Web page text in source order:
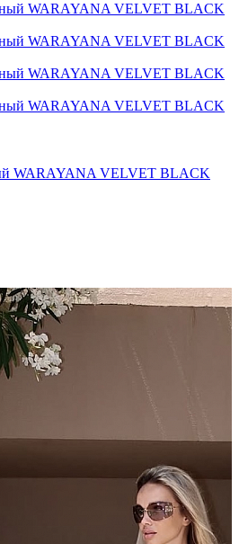
WARAYANA VELVET BLACK